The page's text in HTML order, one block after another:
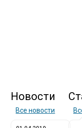
Новости
Все новости